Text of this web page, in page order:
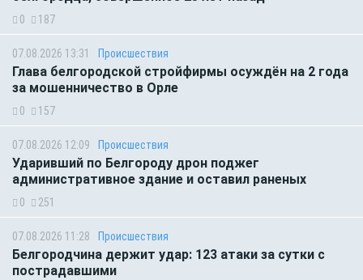
0 187
07.08.2026 13:31 Происшествия
Глава белгородской стройфирмы осуждён на 2 года
за мошенничество в Орле
0 157
07.08.2026 12:09 Происшествия
Ударивший по Белгороду дрон поджег
административное здание и оставил раненых
0 251
07.08.2026 11:28 Происшествия
Белгородчина держит удар: 123 атаки за сутки с
пострадавшими